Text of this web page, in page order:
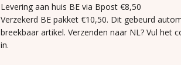
Levering aan huis BE via Bpost €8,50
Verzekerd BE pakket €10,50. Dit gebeurd
breekbaar artikel. Verzenden naar NL? Vul het
in.